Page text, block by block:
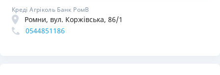
Креді Агріколь Банк РомВ
Ромни, вул. Коржівська, 86/1
0544851186